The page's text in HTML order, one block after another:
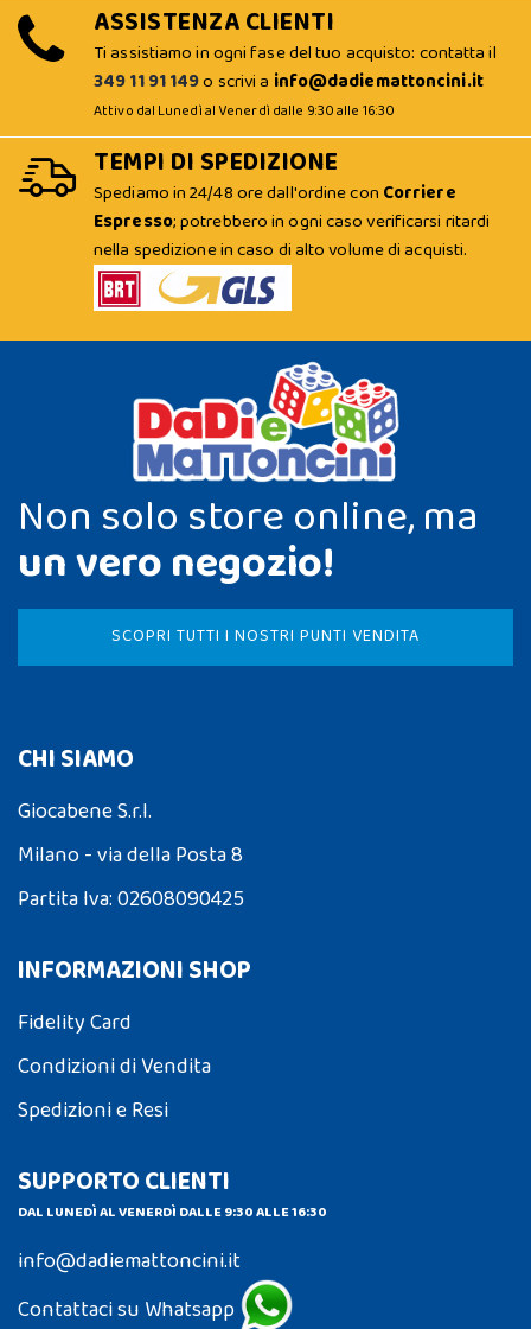
ASSISTENZA CLIENTI
Ti assistiamo in ogni fase del tuo acquisto: contatta il
349 11 91 149o scrivi a info@dadiemattoncini.it
Attivo dal Lunedì al Venerdì dalle 9:30 alle 16:30
TEMPI DI SPEDIZIONE
Spediamo in 24/48 ore dall'ordine con Corriere
Espresso; potrebbero in ogni caso verificarsi ritardi
nella spedizione in caso di alto volume di acquisti.
Non solo store online, ma
un vero negozio!
SCOPRI TUTTI I NOSTRI PUNTI VENDITA
CHI SIAMO
Giocabene S.r.l.
Milano - via della Posta 8
Partita Iva: 02608090425
INFORMAZIONI SHOP
Fidelity Card
Condizioni di Vendita
Spedizioni e Resi
SUPPORTO CLIENTI
DAL LUNEDÌ AL VENERDÌ DALLE 9:30 ALLE 16:30
info@dadiemattoncini.it
Contattaci su Whatsapp